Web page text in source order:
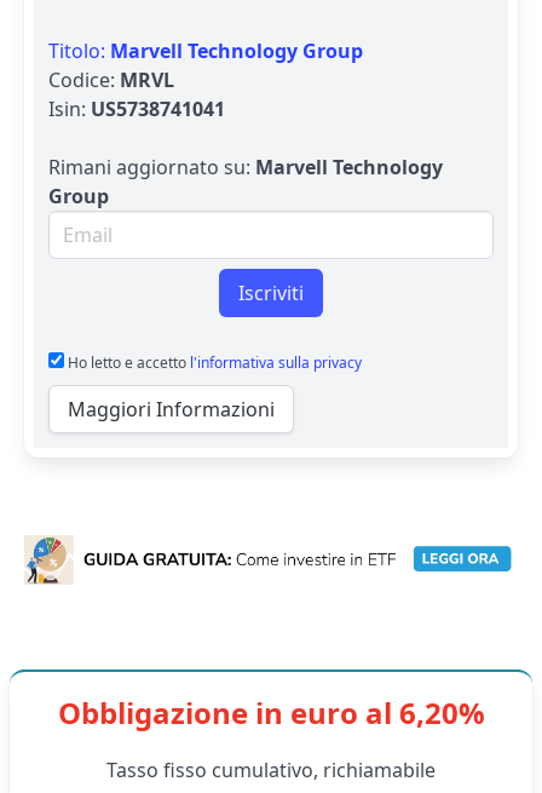
Titolo: Marvell Technology Group
Codice: MRVL
Isin: US5738741041
Rimani aggiornato su: Marvell Technology
Group
Email per newsletter
Iscriviti
Ho letto e accetto l'informativa sulla privacy
Maggiori Informazioni
Obbligazione in euro al 6,20%
Tasso fisso cumulativo, richiamabile